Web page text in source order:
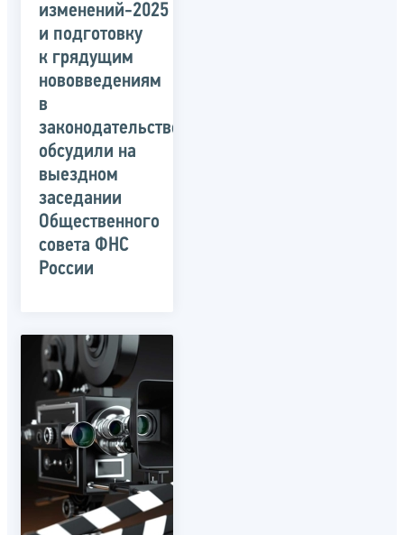
изменений-2025
и подготовку
к грядущим
нововведениям
в
законодательстве
обсудили на
выездном
заседании
Общественного
совета ФНС
России